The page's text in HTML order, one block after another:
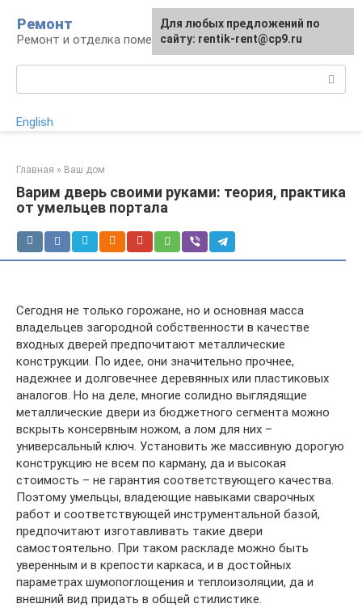
контенту
Ремонт
Ремонт и отделка помещений
English
Главная » Ваш дом
Варим дверь своими руками: теория, практика
от умельцев портала
Сегодня не только горожане, но и основная масса
владельцев загородной собственности в качестве
входных дверей предпочитают металлические
конструкции. По идее, они значительно прочнее,
надежнее и долговечнее деревянных или пластиковых
аналогов. Но на деле, многие солидно выглядящие
металлические двери из бюджетного сегмента можно
вскрыть консервным ножом, а лом для них –
универсальный ключ. Установить же массивную дорогую
конструкцию не всем по карману, да и высокая
стоимость – не гарантия соответствующего качества.
Поэтому умельцы, владеющие навыками сварочных
работ и соответствующей инструментальной базой,
предпочитают изготавливать такие двери
самостоятельно. При таком раскладе можно быть
уверенным и в крепости каркаса, и в достойных
параметрах шумопоглощения и теплоизоляции, да и
внешний вид придать в общей стилистике.
Для любых предложений по
сайту: rentik-rent@cp9.ru